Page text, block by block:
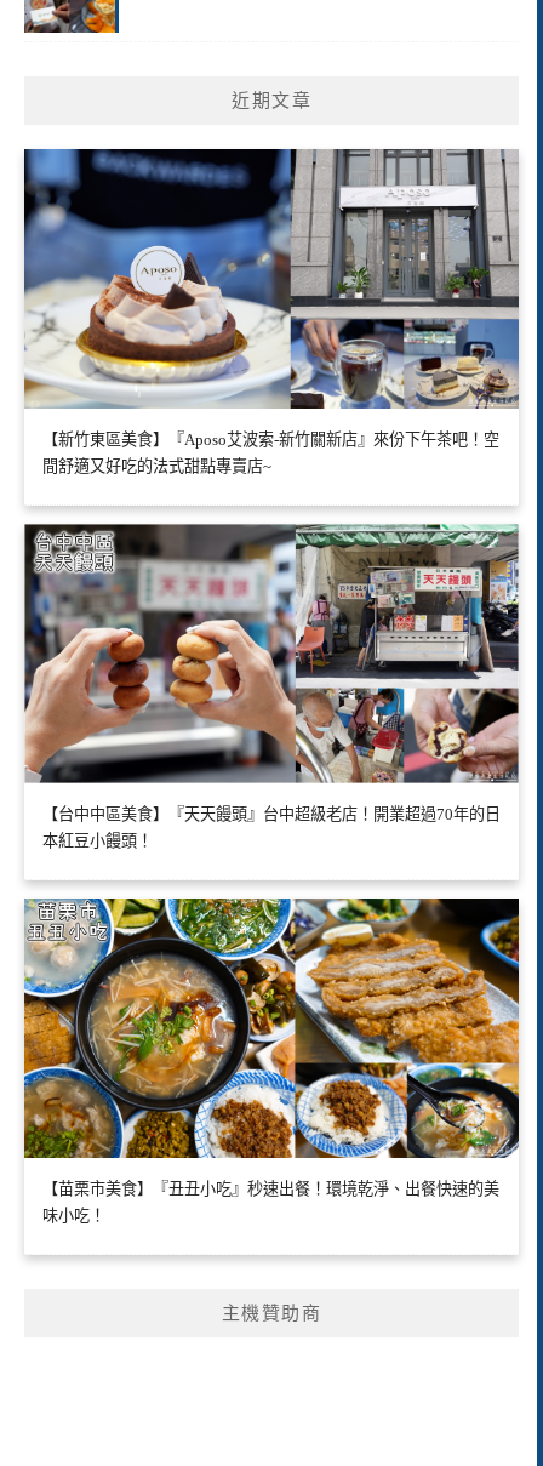
近期文章
【新竹東區美食】『Aposo艾波索-新竹關新店』來份下午茶吧！空
間舒適又好吃的法式甜點專賣店~
【台中中區美食】『天天饅頭』台中超級老店！開業超過70年的日
本紅豆小饅頭！
【苗栗市美食】『丑丑小吃』秒速出餐！環境乾淨、出餐快速的美
味小吃！
主機贊助商